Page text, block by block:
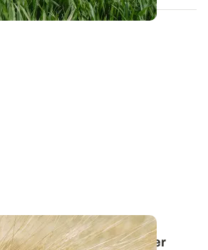
blé dur : comment assurer